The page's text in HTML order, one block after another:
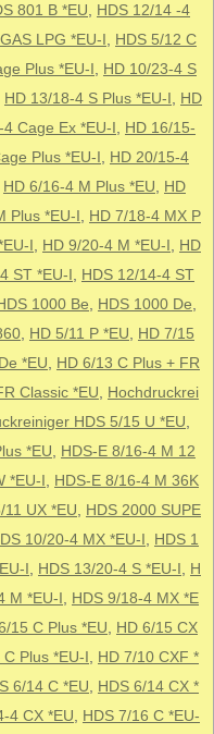
801 B *EU
HDS 12/14 -4
LPG *EU-I
HDS 5/12 C
Plus *EU-I
HD 10/23-4 S
HD 13/18-4 S Plus *EU-I
HD
4 Cage Ex *EU-I
HD 16/15-
Plus *EU-I
HD 20/15-4
HD 6/16-4 M Plus *EU
HD
Plus *EU-I
HD 7/18-4 MX P
I HD 9/20-4 M *EU-I
HD
ST *EU-I
HDS 12/14-4 ST
1000 Be HDS 1000 De
HD 5/11 P *EU
HD 7/15
*EU
HD 6/13 C Plus + FR
Classic *EU
Hochdruckrei
HDS 5/15 U *EU
*EU
HDS-E 8/16-4 M 12
*EU-I
HDS-E 8/16-4 M 36K
11 UX *EU
HDS 2000 SUPE
10/20-4 MX *EU-I
HDS 1
I HDS 13/20-4 S *EU-I
H
M *EU-I
HDS 9/18-4 MX *E
15 C Plus *EU
HD 6/15 CX
C Plus *EU-I
HD 7/10 CXF *
6/14 C *EU
HDS 6/14 CX *
4 CX *EU HDS 7/16 C *EU-